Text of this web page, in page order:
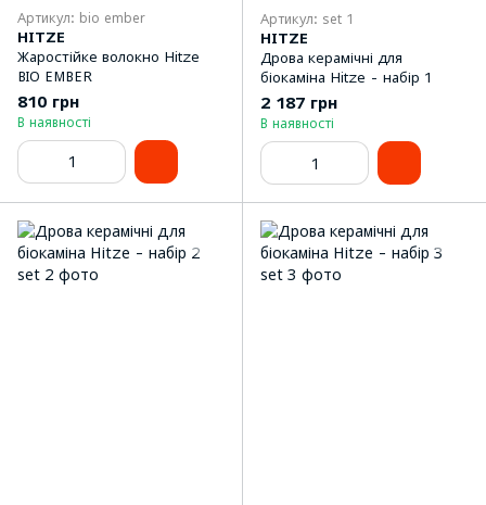
Артикул: bio ember
HITZE
Жаростійке волокно Hitze
BIO EMBER
810 грн
В наявності
Артикул: set 1
HITZE
Дрова керамічні для
біокаміна Hitze - набір 1
2 187 грн
В наявності